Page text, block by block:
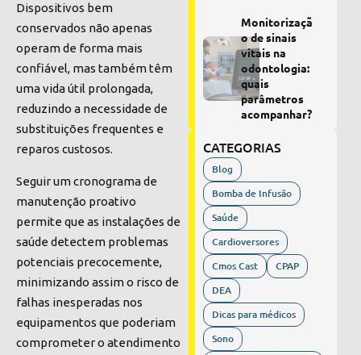
Dispositivos bem
conservados não apenas
operam de forma mais
confiável, mas também têm
uma vida útil prolongada,
reduzindo a necessidade de
substituições frequentes e
reparos custosos.
Seguir um cronograma de
manutenção proativo
permite que as instalações de
saúde detectem problemas
potenciais precocemente,
minimizando assim o risco de
falhas inesperadas nos
equipamentos que poderiam
comprometer o atendimento
Monitorizaçã
o de sinais
vitais na
odontologia:
quais
parâmetros
acompanhar?
CATEGORIAS
Blog
Bomba de Infusão
Saúde
Cardioversores
Cmos Cast
CPAP
DEA
Dicas para médicos
Sono